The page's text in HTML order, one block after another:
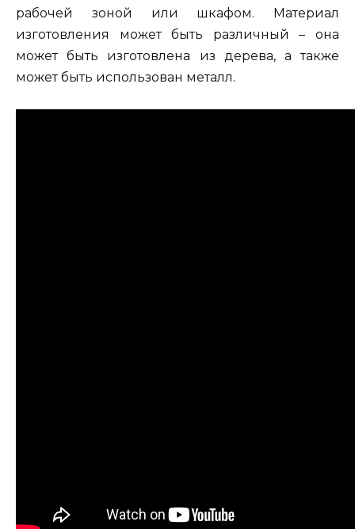
рабочей зоной или шкафом. Материал
изготовления может быть различный – она
может быть изготовлена из дерева, а также
может быть использован металл.